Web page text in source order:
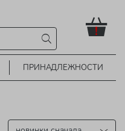
!
ПРИНАДЛЕЖНОСТИ